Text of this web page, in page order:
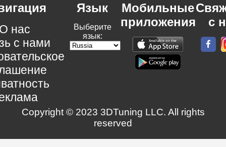
нас
с нами
Язык
Выберите
язык:
Мобильные
приложения
с
Copyright © 2023 3DTuning LLC. All rights
reserved